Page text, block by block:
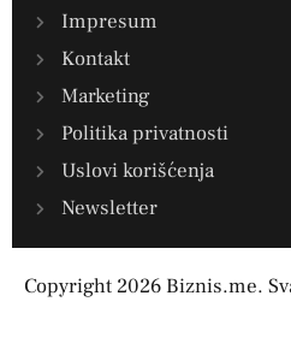
Impresum
Kontakt
Marketing
Politika privatnosti
Uslovi korišćenja
Newsletter
Copyright 2026 Biznis.me.